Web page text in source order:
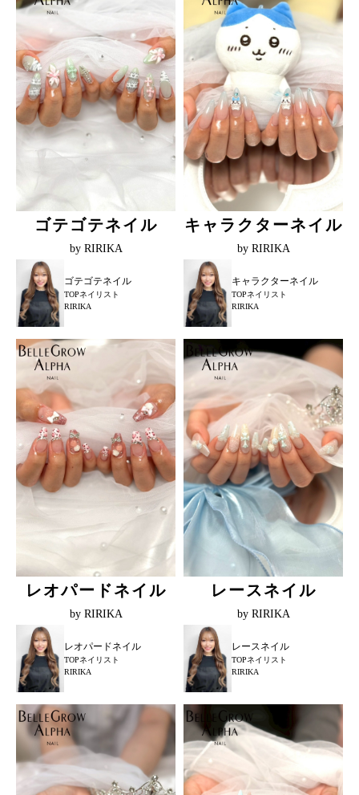
ゴテゴテネイル
by RIRIKA
ゴテゴテネイル
TOPネイリスト
RIRIKA
キャラクターネイル
by RIRIKA
キャラクターネイル
TOPネイリスト
RIRIKA
レオパードネイル
by RIRIKA
レオパードネイル
TOPネイリスト
RIRIKA
レースネイル
by RIRIKA
レースネイル
TOPネイリスト
RIRIKA